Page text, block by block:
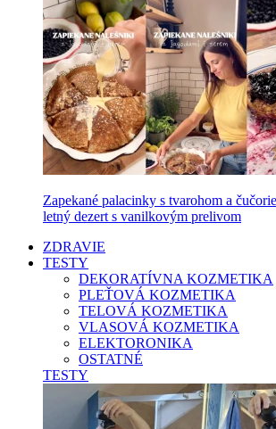
Zapekané palacinky s tvarohom a
letný dezert s vanilkovým prelivom
ZDRAVIE
TESTY
DEKORATÍVNA KOZMETIKA
PLEŤOVÁ KOZMETIKA
TELOVÁ KOZMETIKA
VLASOVÁ KOZMETIKA
ELEKTORONIKA
OSTATNÉ
TESTY